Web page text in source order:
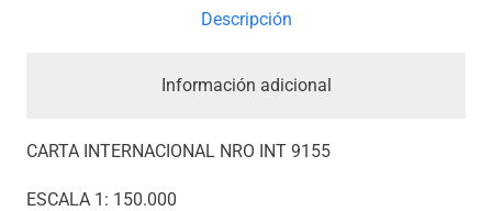
TRINIDAD
Descripción
Información adicional
CARTA INTERNACIONAL NRO INT 9155
ESCALA 1: 150.000